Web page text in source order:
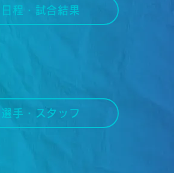
日程・試合結果
選手・スタッフ